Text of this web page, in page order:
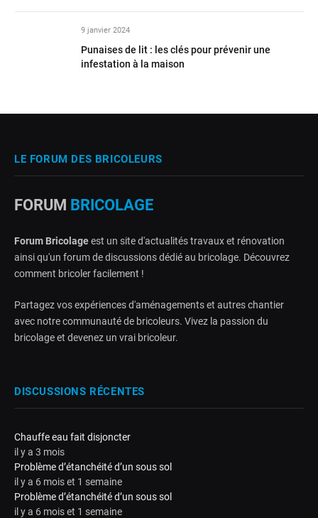
9 janvier 2024
Punaises de lit : les clés pour prévenir une
infestation à la maison
LE FORUM DES BRICOLEURS
FORUM BRICOLAGE
Forum Bricolageest un site d'actualités travaux et rénovation
ainsi qu'un forum de discussions dédié au bricolage. Découvrez
comment bricoler facilement !
Partagez vos expériences d'aménagements et autres chantier
avec notre communauté de bricoleurs. Vivez la passion du
bricolage et devenez un vrai bricoleur.
DISCUSSIONS RÉCENTES
Chauffe eau fait disjoncter
il y a 3 mois
Problème d’étanchéité d’un sous sol
il y a 6 mois et 1 semaine
Problème d’étanchéité d’un sous sol
il y a 6 mois et 1 semaine